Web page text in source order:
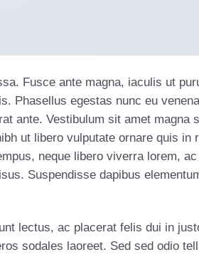
Fusce ante magna, iaculis ut
Phasellus egestas nunc eu
ante. Vestibulum sit amet magna
ut libero vulputate ornare quis in
neque libero viverra lorem,
Suspendisse dapibus
lectus, ac placerat felis dui in
sodales laoreet. Sed sed odio